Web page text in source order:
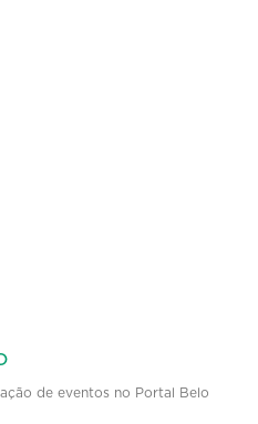
de eventos no Portal Belo